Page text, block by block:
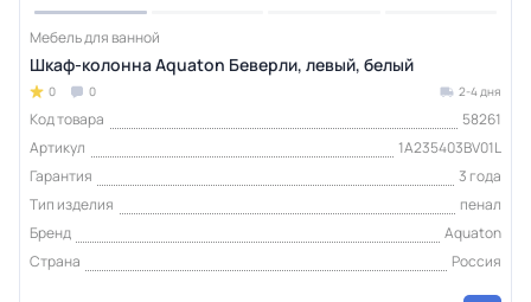
Мебель для ванной
Шкаф-колонна Aquaton Беверли, левый, белый
0 0 2-4 дня
Код товара
58261
Артикул
1A235403BV01L
Гарантия
3 года
Тип изделия
пенал
Бренд
Aquaton
Страна
Россия